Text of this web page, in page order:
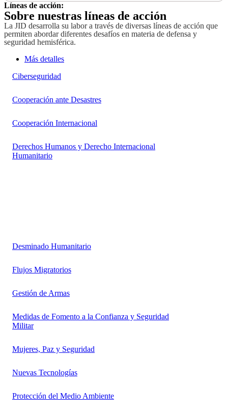
Líneas de acción:
Sobre nuestras líneas de acción
La JID desarrolla su labor a través de diversas líneas de acción que
permiten abordar diferentes desafíos en materia de defensa y
seguridad hemisférica.
Más detalles
Ciberseguridad
Cooperación ante Desastres
Cooperación Internacional
Derechos Humanos y Derecho Internacional
Humanitario
Desminado Humanitario
Flujos Migratorios
Gestión de Armas
Medidas de Fomento a la Confianza y Seguridad
Militar
Mujeres, Paz y Seguridad
Nuevas Tecnologías
Protección del Medio Ambiente